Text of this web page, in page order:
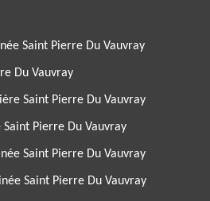
Saint Pierre Du Vauvray
Du Vauvray
Saint Pierre Du Vauvray
Saint Pierre Du Vauvray
Saint Pierre Du Vauvray
Saint Pierre Du Vauvray